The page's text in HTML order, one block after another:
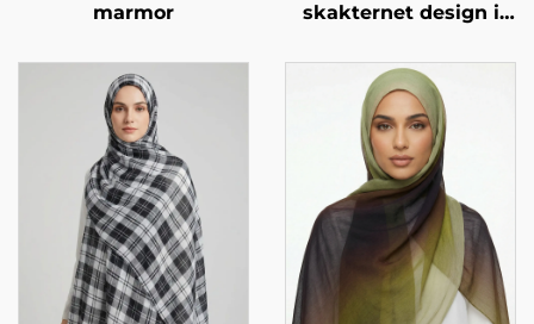
marmor
skakternet design i